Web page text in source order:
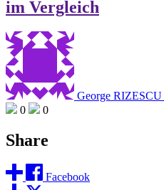
im Vergleich
George RIZESCU
0
0
Share
Facebook